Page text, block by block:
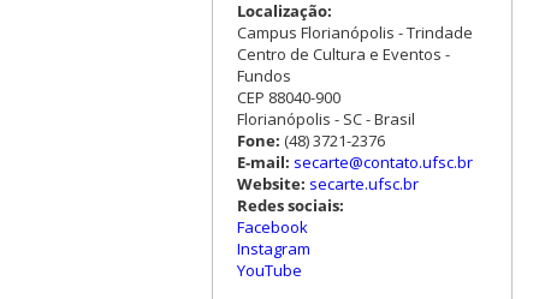
Localização:
Campus Florianópolis - Trindade
Centro de Cultura e Eventos -
Fundos
CEP 88040-900
Florianópolis - SC - Brasil
Fone: (48) 3721-2376
E-mail: secarte@contato.ufsc.br
Website: secarte.ufsc.br
Redes sociais:
Facebook
Instagram
YouTube